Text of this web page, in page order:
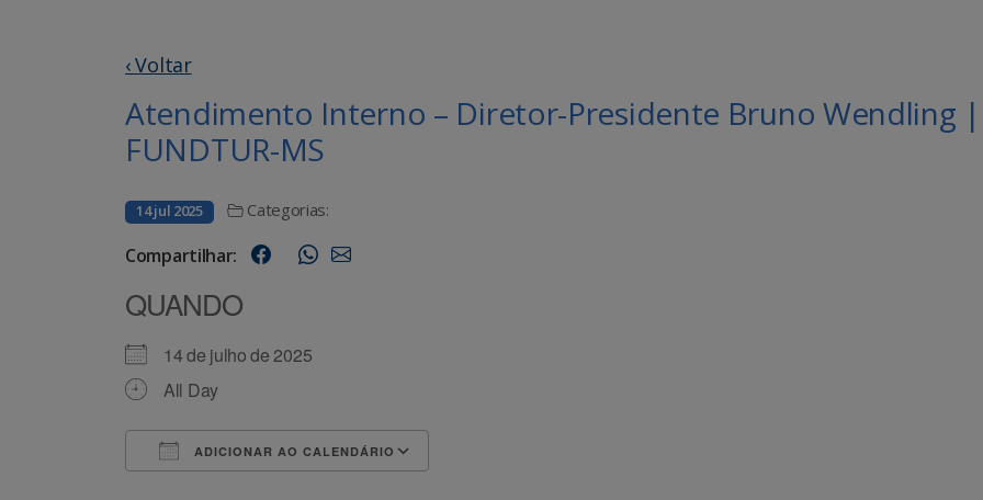
‹ Voltar
Atendimento Interno – Diretor-Presidente Bruno Wendling |
FUNDTUR-MS
14 jul 2025 Categorias:
Compartilhar:
QUANDO
14 de julho de 2025
All Day
ADICIONAR AO CALENDÁRIO